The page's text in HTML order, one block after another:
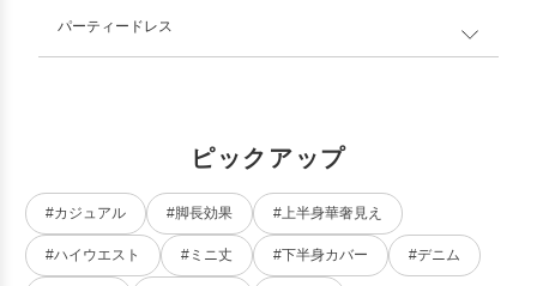
パーティードレス
ピックアップ
#カジュアル #脚長効果 #上半身華奢見え
#ハイウエスト #ミニ丈 #下半身カバー #デニム